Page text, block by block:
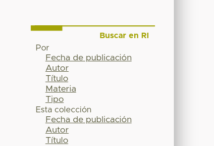
Buscar en RI
Por
Fecha de publicación
Autor
Título
Materia
Tipo
Esta colección
Fecha de publicación
Autor
Título